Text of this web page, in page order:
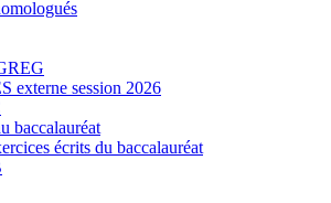
externe session 2026
baccalauréat
écrits du baccalauréat